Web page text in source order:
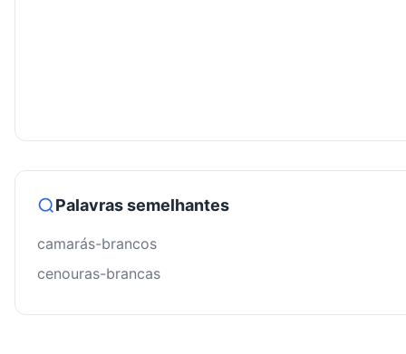
Palavras semelhantes
camarás-brancos
cenouras-brancas